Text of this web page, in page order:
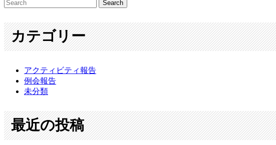
カテゴリー
アクティビティ報告
例会報告
未分類
最近の投稿